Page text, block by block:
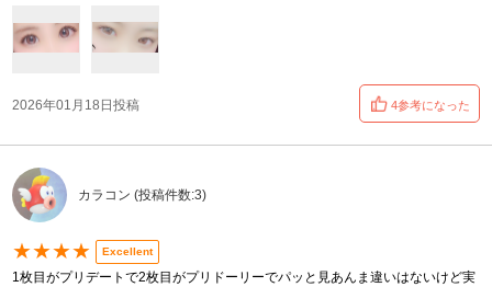
2026年01月18日投稿 4参考になった
カラコン (投稿件数:3)
★★★★ Excellent
1枚目がプリデートで2枚目がプリドーリーでパッと見あんま違いはないけど実